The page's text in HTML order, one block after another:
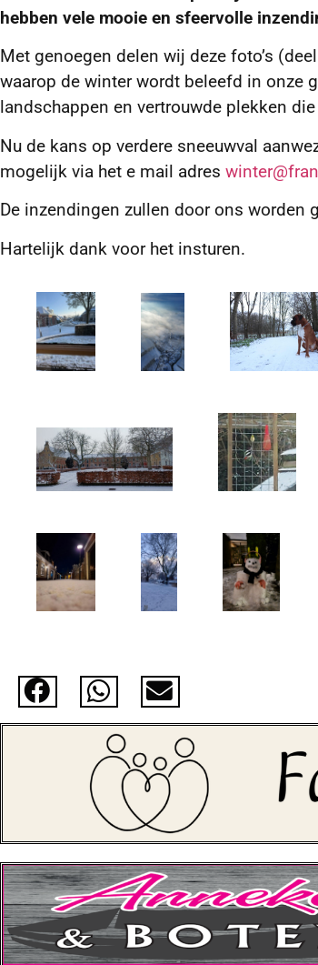
hebben vele mooie en sfeervolle
Met genoegen delen wij deze foto’s
waarop de winter wordt beleefd in onze
landschappen en vertrouwde plekken
Nu de kans op verdere sneeuwval
mogelijk via het e mail adres
De inzendingen zullen door ons worden
Hartelijk dank voor het insturen.